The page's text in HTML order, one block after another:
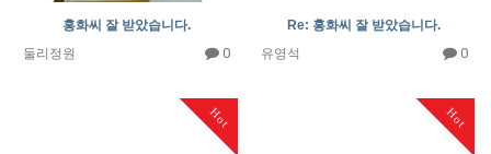
홍화씨 잘 받았습니다.
둘리정원
0
Re: 홍화씨 잘 받았습니다.
유영석
0
Hot Hot